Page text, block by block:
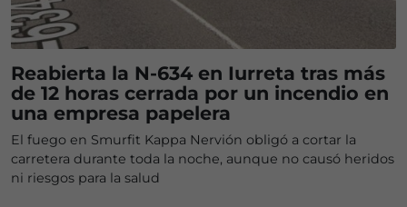
Reabierta la N-634 en Iurreta tras más
de 12 horas cerrada por un incendio en
una empresa papelera
El fuego en Smurfit Kappa Nervión obligó a cortar la
carretera durante toda la noche, aunque no causó heridos
ni riesgos para la salud